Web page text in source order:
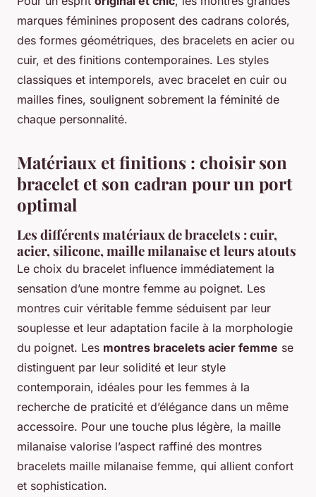
marques féminines proposent des cadrans colorés,
des formes géométriques, des bracelets en acier ou
cuir, et des finitions contemporaines. Les styles
classiques et intemporels, avec bracelet en cuir ou
mailles fines, soulignent sobrement la féminité de
chaque personnalité.
Matériaux et finitions : choisir son
bracelet et son cadran pour un port
optimal
Les différents matériaux de bracelets : cuir,
acier, silicone, maille milanaise et leurs atouts
Le choix du bracelet influence immédiatement la
sensation d’une montre femme au poignet. Les
montres cuir véritable femme séduisent par leur
souplesse et leur adaptation facile à la morphologie
du poignet. Les montres bracelets acier femme se
distinguent par leur solidité et leur style
contemporain, idéales pour les femmes à la
recherche de praticité et d’élégance dans un même
accessoire. Pour une touche plus légère, la maille
milanaise valorise l’aspect raffiné des montres
bracelets maille milanaise femme, qui allient confort
et sophistication.